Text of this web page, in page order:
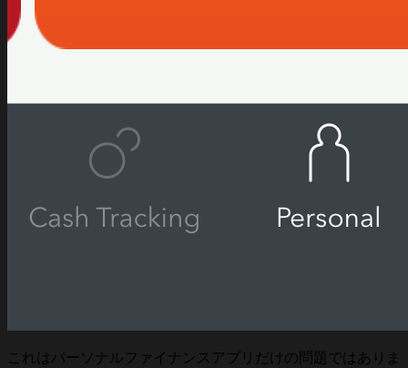
これはパーソナルファイナンスアプリだけの問題ではありま